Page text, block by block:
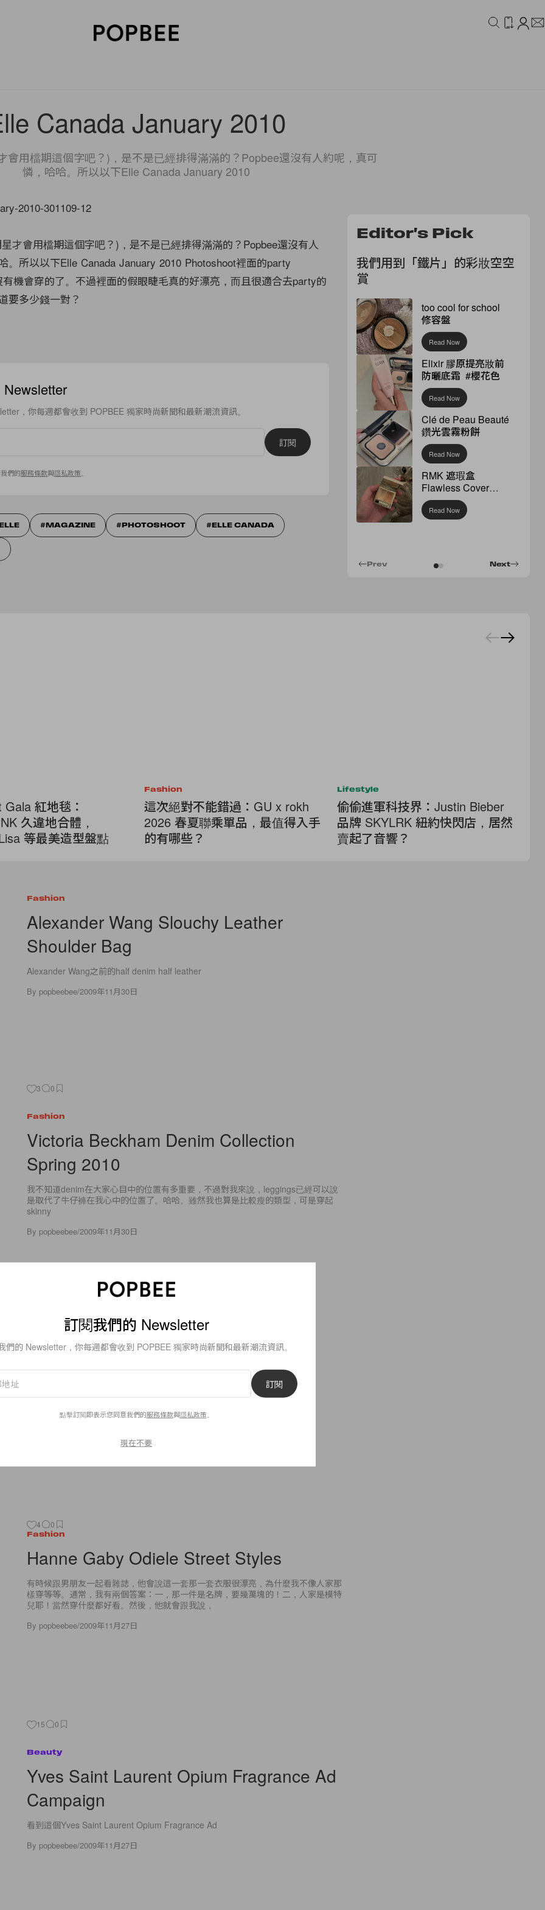
Canada January 2010
會用檔期這個字吧？)，是不是已經排得滿滿的？Popbee還沒有人約呢，真可
憐，哈哈。所以以下Elle Canada January 2010
才會用檔期這個字吧？)，是不是已經排得滿滿的？Popbee還沒有人
。所以以下Elle Canada January 2010 Photoshoot裡面的party
機會穿的了。不過裡面的假眼睫毛真的好漂亮，而且很適合去party的
要多少錢一對？
，你每週都會收到 POPBEE 獨家時尚新聞和最新潮流資訊。
訂閱
們的服務條款與隱私政策
MAGAZINE PHOTOSHOOT ELLE CANADA
Editor's Pick
我們用到「鐵片」的彩妝空空
賞
too cool for school
修容盤
Read Now
Elixir 膠原提亮妝前
防曬底霜 #櫻花色
Read Now
Clé de Peau Beauté
鑽光雲霧粉餅
Read Now
RMK 遮瑕盒
Flawless Cover
Concealer
Read Now
Next
Prev
紅地毯：
久違地合體，
等最美造型盤點
Fashion
這次絕對不能錯過：GU x rokh
2026 春夏聯乘單品，最值得入手
的有哪些？
Lifestyle
偷偷進軍科技界：Justin Bieber
品牌 SKYLRK 紐約快閃店，居然
賣起了音響？
Fashion
Alexander Wang Slouchy Leather
Shoulder Bag
Alexander Wang之前的half denim half leather
By popbeebee/2009年11月30日
3 0
Fashion
Victoria Beckham Denim Collection
Spring 2010
我不知道denim在大家心目中的位置有多重要，不過對我來說，leggings已經可以說
是取代了牛仔褲在我心中的位置了。哈哈。雖然我也算是比較瘦的類型，可是穿起
skinny
By popbeebee/2009年11月30日
The Cambridge Satchel Company
Weekend的最大發現，是Lane Crawford竟然引入了The Cambridge Satchel
Company這個品牌。之前Popbee已經想買的了，也send
popbeebee/2009年11月30日
4 0
Fashion
Hanne Gaby Odiele Street Styles
有時候跟男朋友一起看雜誌，他會說這一套那一套衣服很漂亮，為什麼我不像人家那
樣穿等等。通常，我有兩個答案：一，那一件是名牌，要幾萬塊的！二，人家是模特
兒耶！當然穿什麼都好看。然後，他就會跟我說，
By popbeebee/2009年11月27日
15 0
Beauty
Yves Saint Laurent Opium Fragrance Ad
Campaign
看到這個Yves Saint Laurent Opium Fragrance Ad
By popbeebee/2009年11月27日
訂閱我們的 Newsletter
們的 Newsletter，你每週都會收到 POPBEE 獨家時尚新聞和最新潮流資訊。
訂閱
點擊訂閱即表示您同意我們的服務條款與隱私政策
現在不要